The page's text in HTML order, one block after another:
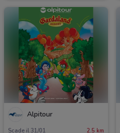
Alpitour
Scade il 31/01 2.5 km